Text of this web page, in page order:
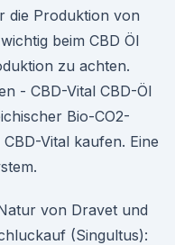
die Produktion von
beim CBD Öl
zu achten.
- CBD-Vital CBD-Öl
Bio-CO2-
Vital kaufen. Eine
von Dravet und
(Singultus):